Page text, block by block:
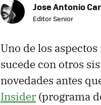
Jose Antonio
Editor Senior
Uno de los
sucede con otros
novedades antes
Insider (programa